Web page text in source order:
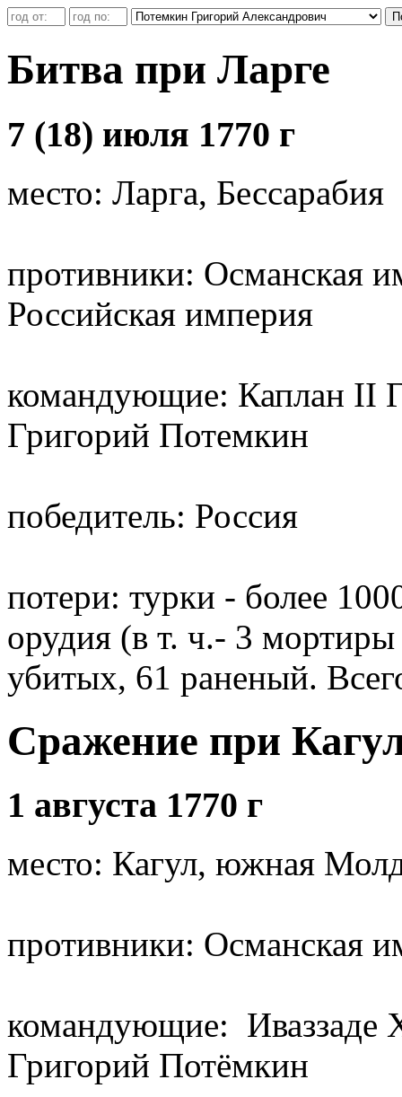
Битва при Ларге
7 (18) июля 1770 г
место: Ларга, Бессарабия
противники: Османская
Российская империя
командующие: Каплан II
Григорий Потемкин
победитель: Россия
потери: турки - более
орудия (в т. ч.- 3
убитых, 61 раненый.
Сражение при
1 августа 1770 г
место: Кагул, южная
противники: Османская
командующие: Иваззаде
Григорий Потёмкин